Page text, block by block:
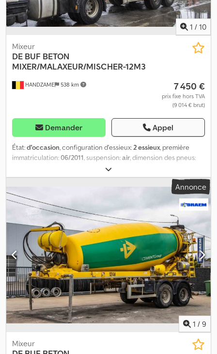
1 / 10
HANDZAME 538 km
Mixeur
DE BUF BETON
MIXER/MALAXEUR/MISCHER-12M3
7 450 €
prix fixe hors TVA
(9 014 € brut)
Demander Appel
État:d'occasion, configuration d'essieux:2 essieux, première
immatriculation:06/2011, suspension:air, dimension des pneus:
1 300 mm
2011, Matériau utilisable : Béton Cedpfx Ajuc D Ruokcsrf
Dimension des pneus : 425/65r22.5 Suspension : Suspension
pneumatique Entraînement : Sur roues Poids à vide : 8 075 kg
Charge utile : 27 925 kg PTAC : 36 000 kg
Annonce
1 / 9
Mixeur